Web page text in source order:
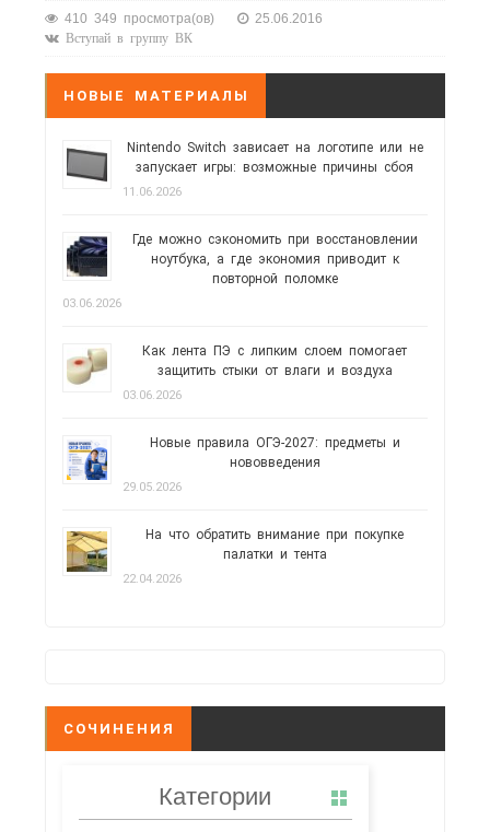
410 349 просмотра(ов) 25.06.2016
Вступай в группу ВК
НОВЫЕ МАТЕРИАЛЫ
Nintendo Switch зависает на логотипе или не
запускает игры: возможные причины сбоя
11.06.2026
Где можно сэкономить при восстановлении
ноутбука, а где экономия приводит к
повторной поломке
03.06.2026
Как лента ПЭ с липким слоем помогает
защитить стыки от влаги и воздуха
03.06.2026
Новые правила ОГЭ-2027: предметы и
нововведения
29.05.2026
На что обратить внимание при покупке
палатки и тента
22.04.2026
СОЧИНЕНИЯ
Категории